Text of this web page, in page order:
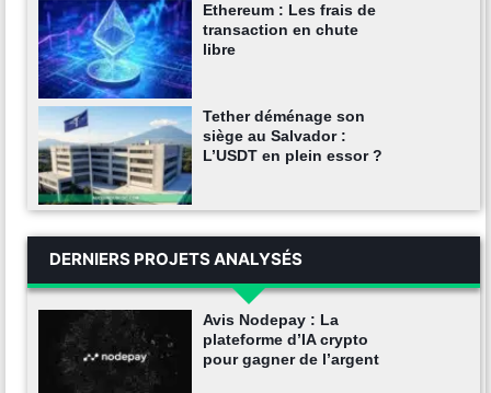
Ethereum : Les frais de
transaction en chute
libre
Tether déménage son
siège au Salvador :
L’USDT en plein essor ?
DERNIERS PROJETS ANALYSÉS
Avis Nodepay : La
plateforme d’IA crypto
pour gagner de l’argent